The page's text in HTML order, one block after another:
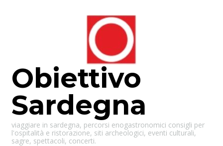
Obiettivo
Sardegna
viaggiare in sardegna, percorsi enogastronomici consigli per
l'ospitalità e ristorazione, siti archeologici, eventi culturali,
sagre, spettacoli, concerti.